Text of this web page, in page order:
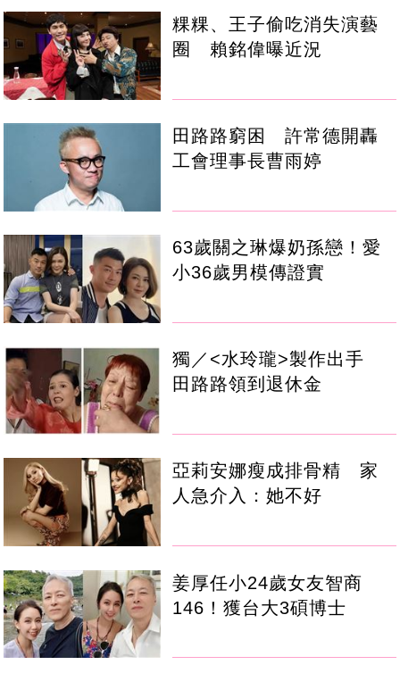
粿粿、王子偷吃消失演藝
圈 賴銘偉曝近況
田路路窮困 許常德開轟
工會理事長曹雨婷
63歲關之琳爆奶孫戀！愛
小36歲男模傳證實
獨／<水玲瓏>製作出手
田路路領到退休金
亞莉安娜瘦成排骨精 家
人急介入：她不好
姜厚任小24歲女友智商
146！獲台大3碩博士